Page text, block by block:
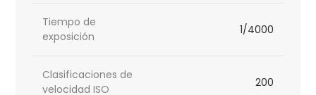
Tiempo de
exposición
1/4000
Clasificaciones de
velocidad ISO
200